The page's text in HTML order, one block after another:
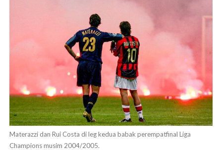
Materazzi dan Rui Costa di leg kedua babak perempatfinal Liga
Champions musim 2004/2005.